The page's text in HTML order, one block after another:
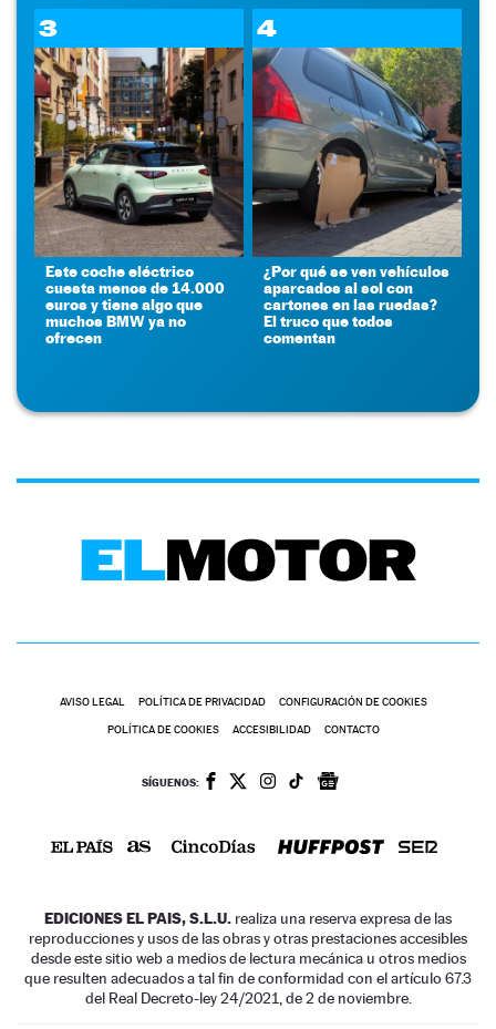
3
Este coche eléctrico
cuesta menos de 14.000
euros y tiene algo que
muchos BMW ya no
ofrecen
4
¿Por qué se ven vehículos
aparcados al sol con
cartones en las ruedas?
El truco que todos
comentan
AVISO LEGAL POLÍTICA DE PRIVACIDAD CONFIGURACIÓN DE COOKIES
POLÍTICA DE COOKIES ACCESIBILIDAD CONTACTO
SÍGUENOS:
EDICIONES EL PAIS, S.L.U. realiza una reserva expresa de las
reproducciones y usos de las obras y otras prestaciones accesibles
desde este sitio web a medios de lectura mecánica u otros medios
que resulten adecuados a tal fin de conformidad con el artículo 67.3
del Real Decreto-ley 24/2021, de 2 de noviembre.